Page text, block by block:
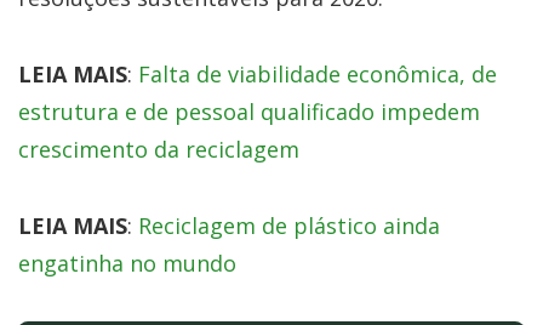
LEIA MAIS: Falta de viabilidade econômica, de
estrutura e de pessoal qualificado impedem
crescimento da reciclagem
LEIA MAIS: Reciclagem de plástico ainda
engatinha no mundo